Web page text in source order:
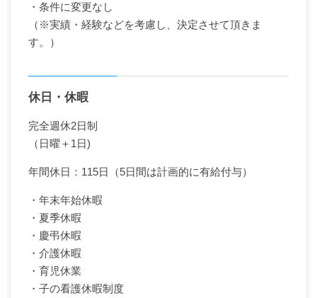
・条件に変更なし
（※実績・経験などを考慮し、決定させて頂きま
す。）
休日・休暇
完全週休2日制
（日曜＋1日)
年間休日：115日（5日間は計画的に有給付与）
・年末年始休暇
・夏季休暇
・慶弔休暇
・介護休暇
・育児休業
・子の看護休暇制度